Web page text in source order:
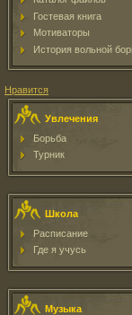
Гостевая книга
Мотиваторы
История вольной
Нравится
Увлечения
Борьба
Турник
Школа
Расписание
Где я учусь
Музыка